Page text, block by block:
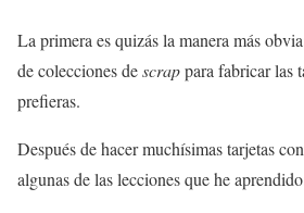
La primera es quizás la manera más
de colecciones descrappara fabricar las
prefieras.
Después de hacer muchísimas tarjetas
algunas de las lecciones que he